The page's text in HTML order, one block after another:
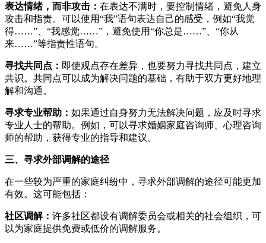
表达情绪，而非攻击： 在表达不满时，要控制情绪，避免人身
攻击和指责。可以使用“我”语句表达自己的感受，例如“我觉
得……”、“我感觉……”，避免使用“你总是……”、“你从
来……”等指责性语句。
寻找共同点： 即使观点存在差异，也要努力寻找共同点，建立
共识。共同点可以成为解决问题的基础，有助于双方更好地理
解和沟通。
寻求专业帮助： 如果通过自身努力无法解决问题，应及时寻求
专业人士的帮助。例如，可以寻求婚姻家庭咨询师、心理咨询
师的帮助，获得专业的指导和建议。
三、寻求外部调解的途径
在一些较为严重的家庭纠纷中，寻求外部调解的途径可能更加
有效。这可能包括：
社区调解： 许多社区都设有调解委员会或相关的社会组织，可
以为家庭提供免费或低价的调解服务。